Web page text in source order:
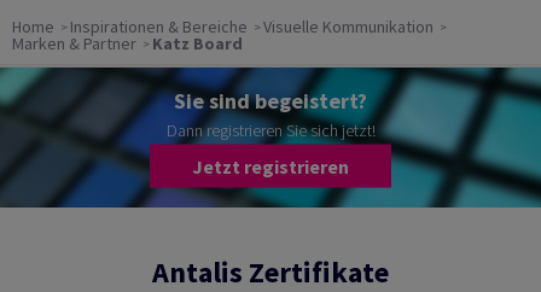
Home Inspirationen & Bereiche Visuelle Kommunikation
Marken & Partner Katz Board
Sie sind begeistert?
Dann registrieren Sie sich jetzt!
Jetzt registrieren
Antalis Zertifikate